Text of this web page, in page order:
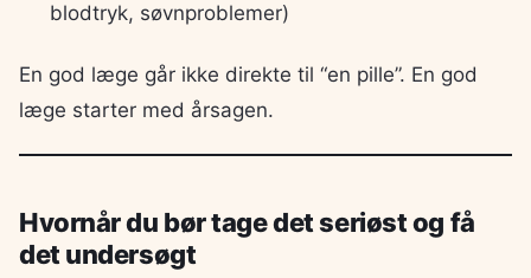
blodtryk, søvnproblemer)
En god læge går ikke direkte til “en pille”. En god
læge starter med årsagen.
Hvornår du bør tage det seriøst og få
det undersøgt